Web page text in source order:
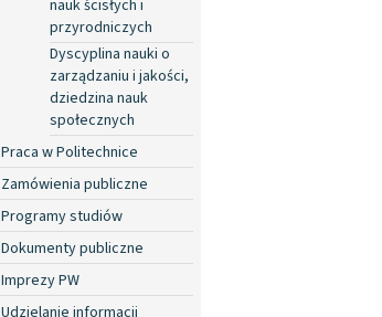
nauk ścisłych i
przyrodniczych
Dyscyplina nauki o
zarządzaniu i jakości,
dziedzina nauk
społecznych
Praca w Politechnice
Zamówienia publiczne
Programy studiów
Dokumenty publiczne
Imprezy PW
Udzielanie informacji